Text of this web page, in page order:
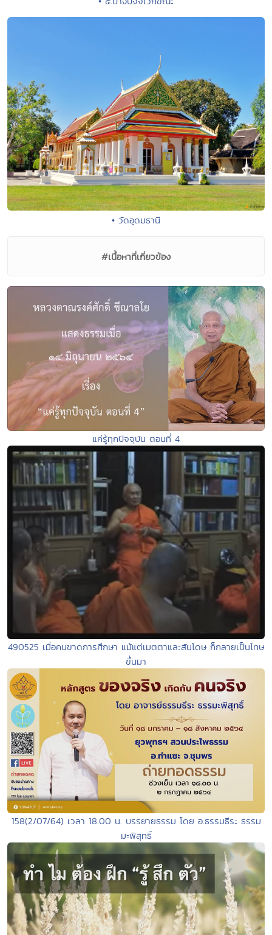
• วัดอุดมธานี
#เนื้อหาที่เกี่ยวข้อง
แค่รู้ทุกปัจจุบัน ตอนที่ 4
490525 เมื่อคนขาดการศึกษา แม้แต่เมตตาและสันโดษ ก็กลายเป็นโทษ
ขึ้นมา
158(2/07/64) เวลา 18.00 น. บรรยายธรรม โดย อ.ธรรมธีระ ธรรม
มะพิสุทธิ์